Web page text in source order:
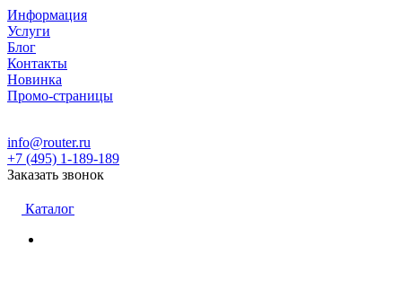
Информация
Услуги
Блог
Контакты
Новинка
Промо-страницы
info@router.ru
+7 (495) 1-189-189
Заказать звонок
Каталог